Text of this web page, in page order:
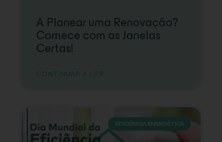
A Planear uma Renovação?
Comece com as Janelas
Certas!
CONTINUAR A LER
EFICIÊNCIA ENERGÉTICA